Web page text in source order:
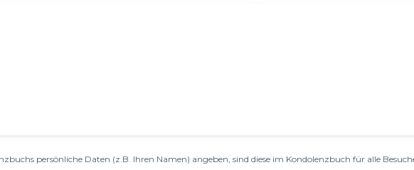
persönliche Daten (z.B. Ihren Namen) angeben, sind diese im Kondolenzbuch für alle